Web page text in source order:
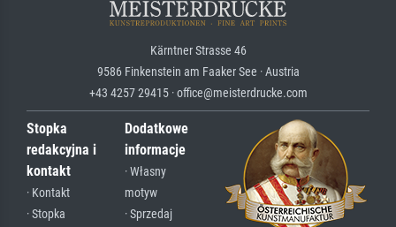
Kärntner Strasse 46
9586 Finkenstein am Faaker See · Austria
+43 4257 29415 · office@meisterdrucke.com
Stopka
redakcyjna i
kontakt
· Kontakt
· Stopka
Dodatkowe
informacje
· Własny
motyw
· Sprzedaj